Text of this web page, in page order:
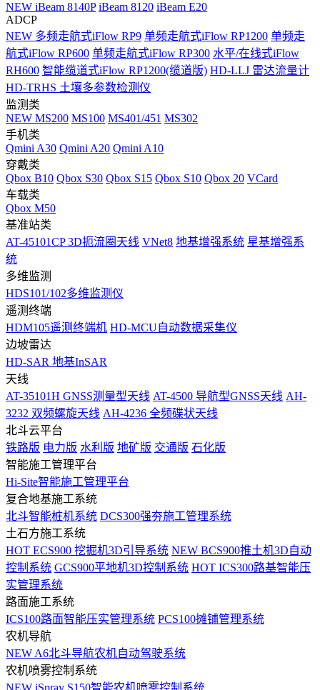
NEW iBeam 8140P iBeam 8120 iBeam E20
ADCP
NEW 多频走航式iFlow RP9 单频走航式iFlow RP1200 单频走
航式iFlow RP600 单频走航式iFlow RP300 水平/在线式iFlow
RH600 智能缆道式iFlow RP1200(缆道版) HD-LLJ 雷达流量计
HD-TRHS 土壤多参数检测仪
监测类
NEW MS200 MS100 MS401/451 MS302
手机类
Qmini A30 Qmini A20 Qmini A10
穿戴类
Qbox B10 Qbox S30 Qbox S15 Qbox S10 Qbox 20 VCard
车载类
Qbox M50
基准站类
AT-45101CP 3D扼流圈天线 VNet8 地基增强系统 星基增强系
统
多维监测
HDS101/102多维监测仪
遥测终端
HDM105遥测终端机 HD-MCU自动数据采集仪
边坡雷达
HD-SAR 地基InSAR
天线
AT-35101H GNSS测量型天线 AT-4500 导航型GNSS天线 AH-
3232 双频螺旋天线 AH-4236 全频碟状天线
北斗云平台
铁路版 电力版 水利版 地矿版 交通版 石化版
智能施工管理平台
Hi-Site智能施工管理平台
复合地基施工系统
北斗智能桩机系统 DCS300强夯施工管理系统
土石方施工系统
HOT ECS900 挖掘机3D引导系统 NEW BCS900推土机3D自动
控制系统 GCS900平地机3D控制系统 HOT ICS300路基智能压
实管理系统
路面施工系统
ICS100路面智能压实管理系统 PCS100摊铺管理系统
农机导航
NEW A6北斗导航农机自动驾驶系统
农机喷雾控制系统
NEW iSpray S150智能农机喷雾控制系统